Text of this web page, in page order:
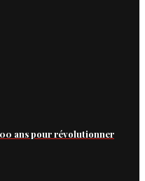
ans pour révolutionner